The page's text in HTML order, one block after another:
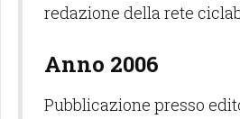
redazione della rete
Anno 2006
Pubblicazione presso